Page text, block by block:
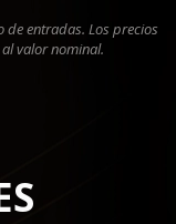
entradas. Los precios
valor nominal.